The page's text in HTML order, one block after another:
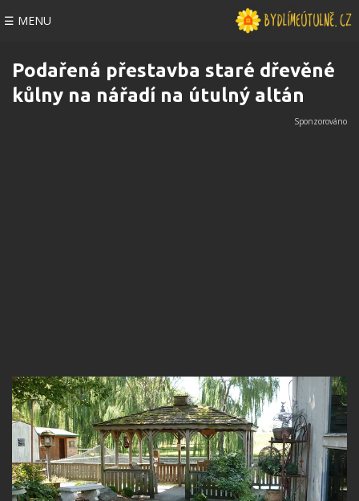
☰ MENU
Podařená přestavba staré dřevěné
kůlny na nářadí na útulný altán